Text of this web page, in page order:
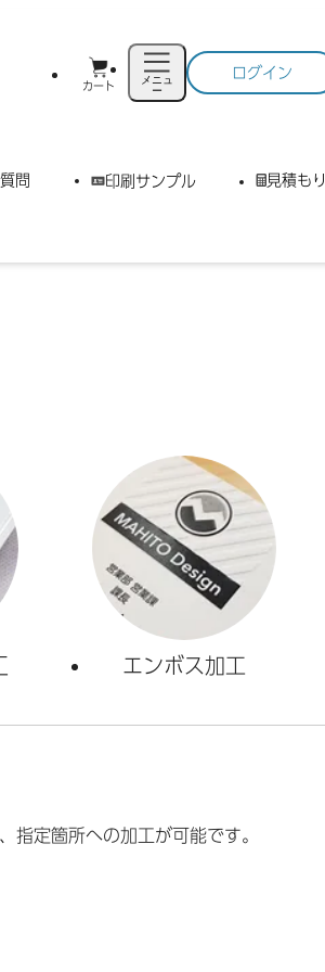
カート
メニュ
ー
ログイン
問 印刷サンプル 見積もり
エンボス加工
指定箇所への加工が可能です。